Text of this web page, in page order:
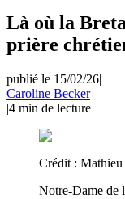
Là où la
prière
publié le 15/02/26|
Caroline Becker
|4 min de lecture
Crédit :
Notre-Dame de